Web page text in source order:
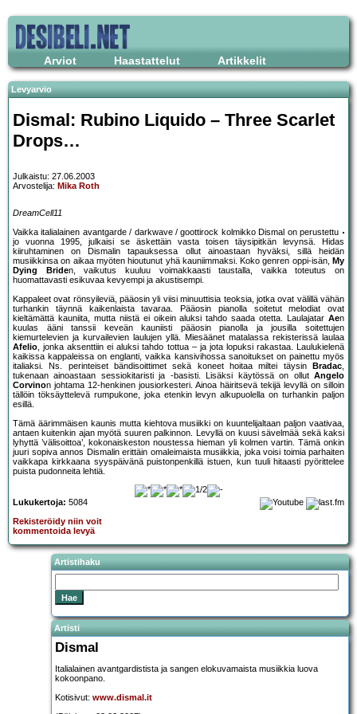
Arviot Haastattelut Artikkelit
Levyarvio
Dismal: Rubino Liquido – Three Scarlet
Drops…
Julkaistu: 27.06.2003
Arvostelija: Mika Roth
DreamCell11
Vaikka italialainen avantgarde / darkwave / goottirock kolmikko Dismal on perustettu
jo vuonna 1995, julkaisi se äskettäin vasta toisen täysipitkän levynsä. Hidas
kiiruhtaminen on Dismalin tapauksessa ollut ainoastaan hyväksi, sillä heidän
musiikkinsa on aikaa myöten hioutunut yhä kauniimmaksi. Koko genren oppi-isän, My
Dying Briden, vaikutus kuuluu voimakkaasti taustalla, vaikka toteutus on
huomattavasti esikuvaa kevyempi ja akustisempi.
Kappaleet ovat rönsyileviä, pääosin yli viisi minuuttisia teoksia, jotka ovat välillä vähän
turhankin täynnä kaikenlaista tavaraa. Pääosin pianolla soitetut melodiat ovat
kieltämättä kauniita, mutta niistä ei oikein aluksi tahdo saada otetta. Laulajatar Aen
kuulas ääni tanssii keveän kauniisti pääosin pianolla ja jousilla soitettujen
kiemurtelevien ja kurvailevien laulujen yllä. Miesäänet matalassa rekisterissä laulaa
Afelio, jonka aksenttiin ei aluksi tahdo tottua – ja jota lopuksi rakastaa. Laulukielenä
kaikissa kappaleissa on englanti, vaikka kansivihossa sanoitukset on painettu myös
italiaksi. Ns. perinteiset bändisoittimet sekä koneet hoitaa miltei täysin
Bradac,
tukenaan ainoastaan sessiokitaristi ja -basisti. Lisäksi käytössä on ollut Angelo
Corvinon johtama 12-henkinen jousiorkesteri. Ainoa häiritsevä tekijä levyllä on silloin
tällöin töksäyttelevä rumpukone, joka etenkin levyn alkupuolella on turhankin paljon
esillä.
Tämä äärimmäisen kaunis mutta kiehtova musiikki on kuuntelijaltaan paljon vaativaa,
antaen kuitenkin ajan myötä suuren palkinnon. Levyllä on kuusi sävelmää sekä kaksi
lyhyttä ’välisoittoa’, kokonaiskeston noustessa hieman yli kolmen vartin. Tämä onkin
juuri sopiva annos Dismalin erittäin omaleimaista musiikkia, joka voisi toimia parhaiten
vaikkapa kirkkaana syyspäivänä puistonpenkillä istuen, kun tuuli hitaasti pyörittelee
puista pudonneita lehtiä.
Lukukertoja: 5084
Rekisteröidy niin voit
kommentoida levyä
Artistihaku
Artisti
Dismal
Italialainen avantgardistista ja sangen elokuvamaista musiikkia luova
kokoonpano.
Kotisivut: www.dismal.it